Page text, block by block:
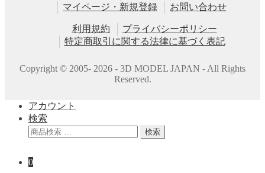
マイページ・新規登録
お問い合わせ
利用規約
プライバシーポリシー
特定商取引に関する法律に基づく表記
Copyright © 2005- 2026 - 3D MODEL JAPAN - All Rights
Reserved.
アカウント
検索
検
対
象:
検索
0